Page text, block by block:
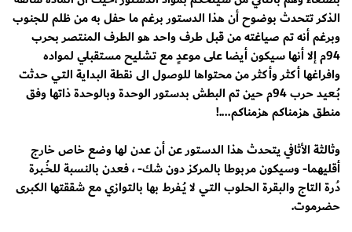
الذكر تتحدث بوضوح أن هذا الدستور برغم ما حفل به من ظلم للجنوب
وبرغم أنه تم صياغته من قبل طرف واحد هو الطرف المنتصر بحرب
94م إلا أنها سيكون أيضا على موعدٍ مع تشليح مستقبلي لمواده
وافراغها أكثر وأكثر من محتواها للوصول الى نقطة البداية التي حدثت
بُــعيد حرب 94م حين تم البطش بدستور الوحدة وبالوحدة ذاتها وفق
منطق هزمناكم هزمناكم....!
وثالثة الأثافي يتحدث هذا الدستور عن أن عدن لها وضع خاص خارج
أقليهما- وسيكون مربوطا بالمركز دون شك- ، فعدن بالنسبة للخُــبرة
دُرة التاج والبقرة الحلوب التي لا يُــفرط بها بالتوازي مع شققتها الكبرى
حضرموت.